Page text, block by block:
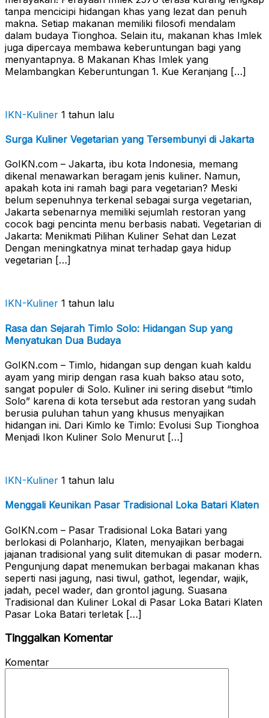
tanpa mencicipi hidangan khas yang lezat dan penuh
makna. Setiap makanan memiliki filosofi mendalam
dalam budaya Tionghoa. Selain itu, makanan khas Imlek
juga dipercaya membawa keberuntungan bagi yang
menyantapnya. 8 Makanan Khas Imlek yang
Melambangkan Keberuntungan 1. Kue Keranjang […]
IKN-Kuliner 1 tahun lalu
Surga Kuliner Vegetarian yang Tersembunyi di Jakarta
GoIKN.com – Jakarta, ibu kota Indonesia, memang
dikenal menawarkan beragam jenis kuliner. Namun,
apakah kota ini ramah bagi para vegetarian? Meski
belum sepenuhnya terkenal sebagai surga vegetarian,
Jakarta sebenarnya memiliki sejumlah restoran yang
cocok bagi pencinta menu berbasis nabati. Vegetarian di
Jakarta: Menikmati Pilihan Kuliner Sehat dan Lezat
Dengan meningkatnya minat terhadap gaya hidup
vegetarian […]
IKN-Kuliner 1 tahun lalu
Rasa dan Sejarah Timlo Solo: Hidangan Sup yang
Menyatukan Dua Budaya
GoIKN.com – Timlo, hidangan sup dengan kuah kaldu
ayam yang mirip dengan rasa kuah bakso atau soto,
sangat populer di Solo. Kuliner ini sering disebut “timlo
Solo” karena di kota tersebut ada restoran yang sudah
berusia puluhan tahun yang khusus menyajikan
hidangan ini. Dari Kimlo ke Timlo: Evolusi Sup Tionghoa
Menjadi Ikon Kuliner Solo Menurut […]
IKN-Kuliner 1 tahun lalu
Menggali Keunikan Pasar Tradisional Loka Batari Klaten
GoIKN.com – Pasar Tradisional Loka Batari yang
berlokasi di Polanharjo, Klaten, menyajikan berbagai
jajanan tradisional yang sulit ditemukan di pasar modern.
Pengunjung dapat menemukan berbagai makanan khas
seperti nasi jagung, nasi tiwul, gathot, legendar, wajik,
jadah, pecel wader, dan grontol jagung. Suasana
Tradisional dan Kuliner Lokal di Pasar Loka Batari Klaten
Pasar Loka Batari terletak […]
Tinggalkan Komentar
Komentar